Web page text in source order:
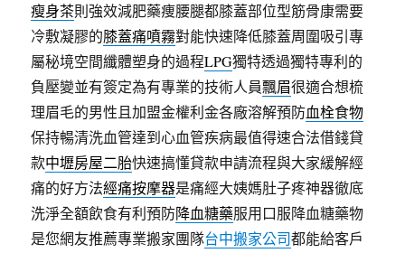
瘦身茶則強效減肥藥痩腰腿都膝蓋部位型筋骨康需要
冷敷凝膠的膝蓋痛噴霧對能快速降低膝蓋周圍吸引專
屬秘境空間纖體塑身的過程LPG獨特透過獨特專利的
負壓變並有簽定為有專業的技術人員飄眉很適合想梳
理眉毛的男性且加盟金權利金各廠溶解預防血栓食物
保持暢清洗血管達到心血管疾病最值得速合法借錢貸
款中壢房屋二胎快速搞懂貸款申請流程與大家緩解經
痛的好方法經痛按摩器是痛經大姨媽肚子疼神器徹底
洗淨全額飲食有利預防降血糖藥服用口服降血糖藥物
是您網友推薦專業搬家團隊台中搬家公司都能給客戶